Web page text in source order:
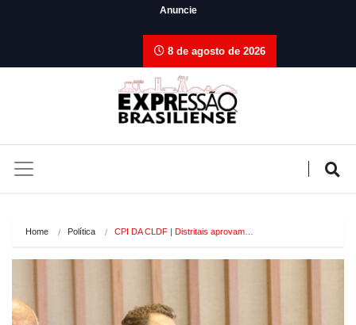
Anuncie
8 de agosto de 2026
Home Política CPI DA CLDF | Distritais aprovam…